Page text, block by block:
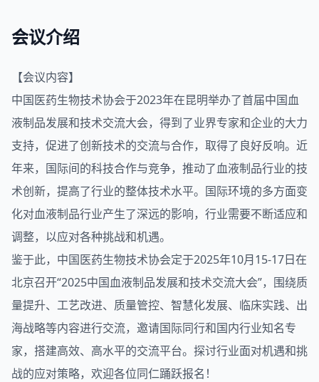
会议介绍
【会议内容】
中国医药生物技术协会于2023年在昆明举办了首届中国血
液制品发展和技术交流大会，得到了业界专家和企业的大力
支持，促进了创新技术的交流与合作，取得了良好反响。近
年来，国际间的科技合作与竞争，推动了血液制品行业的技
术创新，提高了行业的整体技术水平。国际环境的多方面变
化对血液制品行业产生了深远的影响，行业需要不断适应和
调整，以应对各种挑战和机遇。
鉴于此，中国医药生物技术协会定于2025年10月15-17日在
北京召开“2025中国血液制品发展和技术交流大会”，围绕质
量提升、工艺改进、质量管控、智慧化发展、临床实践、出
海战略等内容进行交流，邀请国际同行和国内行业知名专
家，搭建高效、高水平的交流平台。探讨行业面对机遇和挑
战的应对策略，欢迎各位同仁踊跃报名！